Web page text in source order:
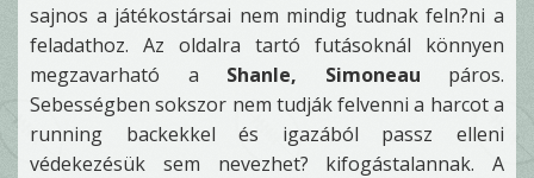
sajnos a játékostársai nem mindig tudnak feln?ni a
feladathoz. Az oldalra tartó futásoknál könnyen
megzavarható a Shanle, Simoneau páros.
Sebességben sokszor nem tudják felvenni a harcot a
running backekkel és igazából passz elleni
védekezésük sem nevezhet? kifogástalannak. A